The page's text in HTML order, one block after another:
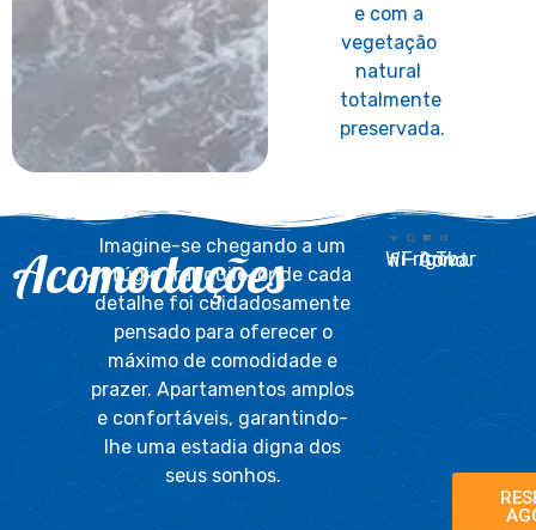
e com a
vegetação
natural
totalmente
preservada.
Acomodações
Imagine-se chegando a um
refúgio tranquilo, onde cada
detalhe foi cuidadosamente
pensado para oferecer o
máximo de comodidade e
prazer. Apartamentos amplos
e confortáveis, garantindo-
lhe uma estadia digna dos
seus sonhos.
Wi-fiFrigobar
Ar Cond.
Tv